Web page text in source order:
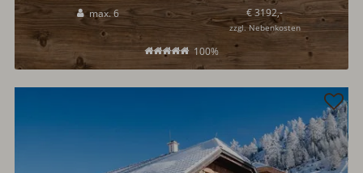
max. 6
100%
€ 3192,-
zzgl. Nebenkosten